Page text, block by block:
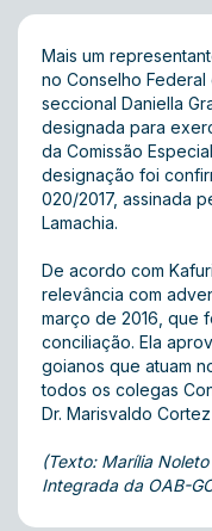
Mais um
no Conselho Federal
seccional Daniella
designada para
da Comissão
designação foi
020/2017, assinada
Lamachia.
De acordo com
relevância com
março de 2016, que
conciliação. Ela
goianos que atuam
todos os colegas
Dr. Marisvaldo Cortez
(Texto: Marília
Integrada da OAB-